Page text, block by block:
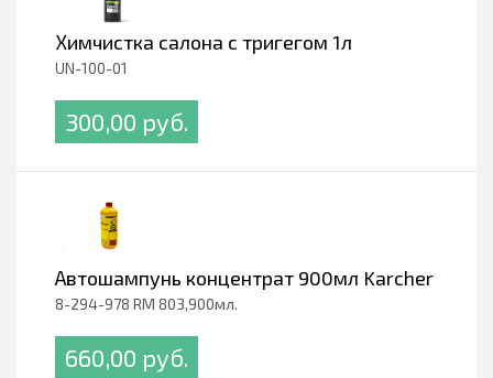
Химчистка салона с тригегом 1л
UN-100-01
300,00 pуб.
Автошампунь концентрат 900мл Karcher
8-294-978 RM 803,900мл.
660,00 pуб.